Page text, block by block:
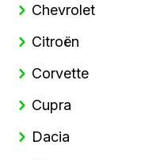
Chevrolet
Citroën
Corvette
Cupra
Dacia